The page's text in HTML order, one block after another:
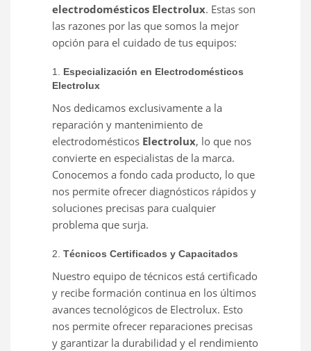
electrodomésticos Electrolux. Estas son
las razones por las que somos la mejor
opción para el cuidado de tus equipos:
1. Especialización en Electrodomésticos
Electrolux
Nos dedicamos exclusivamente a la
reparación y mantenimiento de
electrodomésticos Electrolux, lo que nos
convierte en especialistas de la marca.
Conocemos a fondo cada producto, lo que
nos permite ofrecer diagnósticos rápidos y
soluciones precisas para cualquier
problema que surja.
2. Técnicos Certificados y Capacitados
Nuestro equipo de técnicos está certificado
y recibe formación continua en los últimos
avances tecnológicos de Electrolux. Esto
nos permite ofrecer reparaciones precisas
y garantizar la durabilidad y el rendimiento